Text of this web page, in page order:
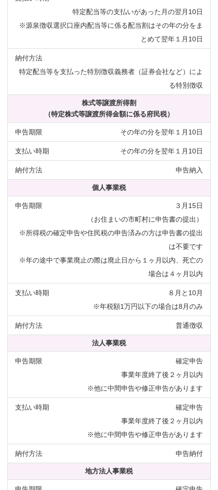
特定配当等の支払いがあった月の翌月10日
※源泉徴収選択口座内配当等に係る配当割はその年の分をま
とめて翌年１月10日
特定配当等を支払った特別徴収義務者（証券会社など）によ
る特別徴収
株式等譲渡所得割
（特定株式等譲渡所得金額に係る府民税）
その年の分を翌年１月10日
その年の分を翌年１月10日
申告納入
個人事業税
３月15日
（お住まいの市町村に申告書の提出）
※所得税の確定申告や住民税の申告済みの方は申告書の提出
は不要です
※年の途中で事業廃止の際は廃止日から１ヶ月以内、死亡の
場合は４ヶ月以内
８月と10月
※年税額1万円以下の場合は8月のみ
普通徴収
法人事業税
確定申告
事業年度終了後２ヶ月以内
※他に中間申告や修正申告があります
確定申告
事業年度終了後２ヶ月以内
※他に中間申告や修正申告があります
申告納付
地方法人事業税